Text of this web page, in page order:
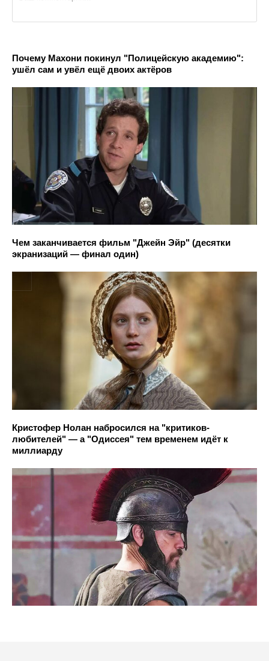
Почему Махони покинул "Полицейскую академию":
ушёл сам и увёл ещё двоих актёров
Чем заканчивается фильм "Джейн Эйр" (десятки
экранизаций — финал один)
Кристофер Нолан набросился на "критиков-
любителей" — а "Одиссея" тем временем идёт к
миллиарду